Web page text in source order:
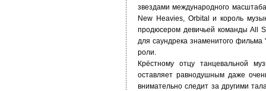
звездами международного
New Heavies, Orbital и король
продюсером девичьей команды All
для саундрека знаменитого
роли.
Крёстному отцу танцевальной
оставляет равнодушным даже
внимательно следит за другими